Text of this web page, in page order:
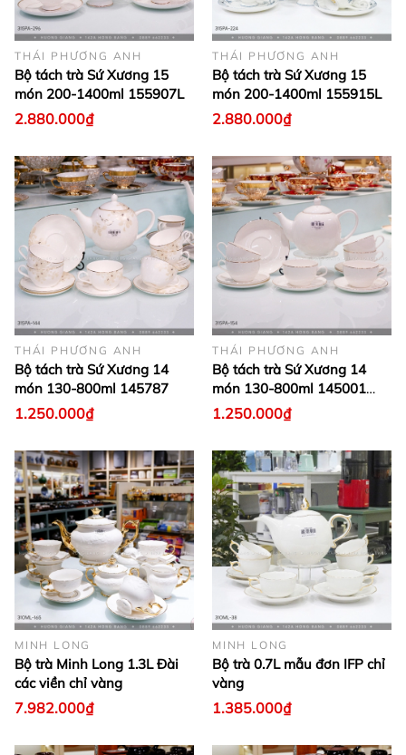
THÁI PHƯƠNG ANH
Bộ tách trà Sứ Xương 15
món 200-1400ml 155907L
2.880.000₫
THÁI PHƯƠNG ANH
Bộ tách trà Sứ Xương 15
món 200-1400ml 155915L
2.880.000₫
THÁI PHƯƠNG ANH
Bộ tách trà Sứ Xương 14
món 130-800ml 145787
1.250.000₫
THÁI PHƯƠNG ANH
Bộ tách trà Sứ Xương 14
món 130-800ml 145001
(viền vàng)
1.250.000₫
MINH LONG
Bộ trà Minh Long 1.3L Đài
các viền chỉ vàng
7.982.000₫
MINH LONG
Bộ trà 0.7L mẫu đơn IFP chỉ
vàng
1.385.000₫